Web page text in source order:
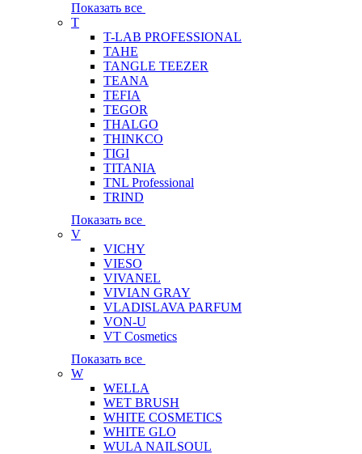
Показать все
T
T-LAB PROFESSIONAL
TAHE
TANGLE TEEZER
TEANA
TEFIA
TEGOR
THALGO
THINKCO
TIGI
TITANIA
TNL Professional
TRIND
Показать все
V
VICHY
VIESO
VIVANEL
VIVIAN GRAY
VLADISLAVA PARFUM
VON-U
VT Cosmetics
Показать все
W
WELLA
WET BRUSH
WHITE COSMETICS
WHITE GLO
WULA NAILSOUL